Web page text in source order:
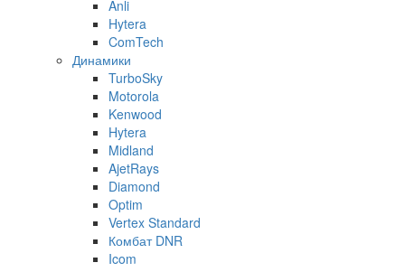
Anli
Hytera
ComTech
Динамики
TurboSky
Motorola
Kenwood
Hytera
Midland
AjetRays
Diamond
Optim
Vertex Standard
Комбат DNR
Icom